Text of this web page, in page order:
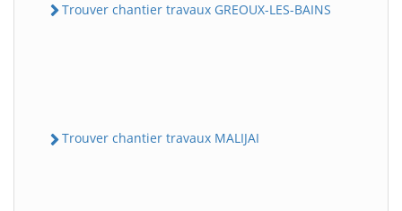
Trouver chantier travaux GREOUX-LES-BAINS
Trouver chantier travaux MALIJAI